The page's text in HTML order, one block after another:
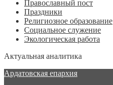
Православный пост
Праздники
Религиозное образование
Социальное служение
Экологическая работа
Актуальная аналитика
Ардатовская епархия